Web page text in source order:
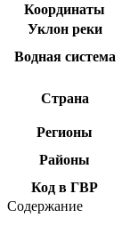
Координаты
Уклон реки
Водная система
Страна
Регионы
Районы
Код в ГВР
Содержание